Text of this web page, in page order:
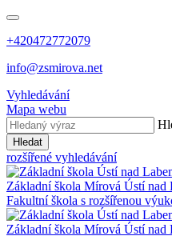
+420472772079
info@zsmirova.net
Vyhledávání
Mapa webu
Hledat
rozšířené vyhledávání
Základní škola Mírová Ústí nad
Fakultní škola s rozšířenou
Základní škola Mírová Ústí nad